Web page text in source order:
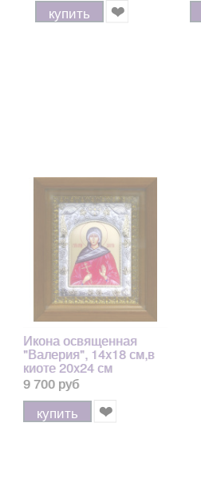
стразами, в
деревянном киоте
купить
Икона освященная
"Валерия", 14x18 см,в
киоте 20x24 см
9 700 руб
купить